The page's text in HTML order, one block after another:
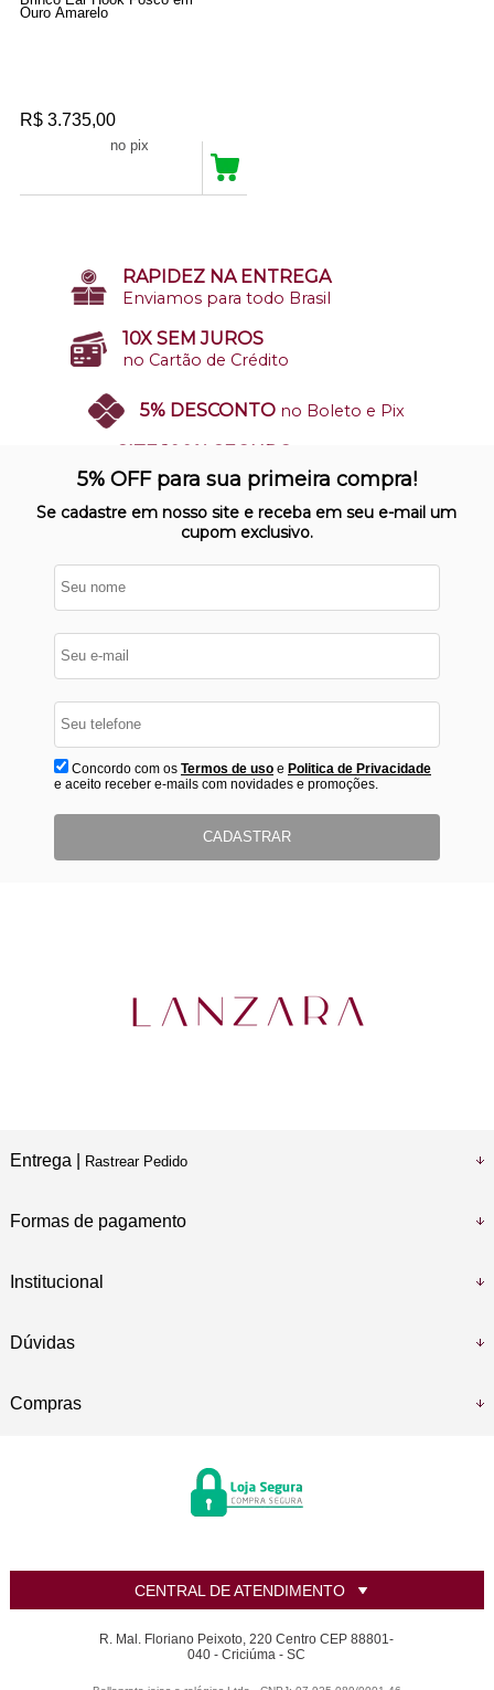
Ouro Amarelo
R$ 3.735,00
no pix
RAPIDEZ NA ENTREGA
Enviamos para todo Brasil
10X SEM JUROS
no Cartão de Crédito
5% DESCONTO no Boleto e Pix
Nosso site opera em ambiente
protegido
5% OFF para sua primeira compra!
Se cadastre em nosso site e receba em seu e-mail um
cupom exclusivo.
Concordo com os Termos de usoe Politica de Privacidade
e aceito receber e-mails com novidades e promoções.
CADASTRAR
Entrega | Rastrear Pedido
Formas de pagamento
Institucional
Dúvidas
Compras
CENTRAL DE ATENDIMENTO
R. Mal. Floriano Peixoto, 220 Centro CEP 88801-
040 - Criciúma - SC